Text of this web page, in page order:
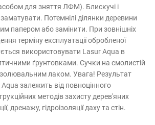
для зняття ЛФМ). Блискучі і
Потемнілі ділянки деревини
папером або замінити. При зовнішніх
терміну експлуатації обробленої
використовувати Lasur Aqua в
ґрунтовками. Сучки на смолистій
лаком. Увага! Результат
залежить від повноцінного
методів захисту дерев'яних
дренажу, гідроізоляції даху та стін.